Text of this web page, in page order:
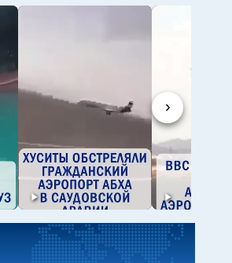
›